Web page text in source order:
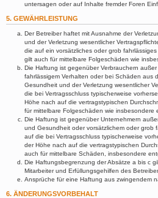
untersagen oder auf Inhalte fremder Foren
5. GEWÄHRLEISTUNG
Der Betreiber haftet mit Ausnahme der
und der Verletzung wesentlicher
die auf ein vorsätzliches oder grob
gilt auch für mittelbare Folgeschäden wie
Die Haftung ist gegenüber Verbrauchern
fahrlässigem Verhalten oder bei Schäden aus
Gesundheit und der Verletzung wesentlicher
die bei Vertragsschluss typischerweise
Höhe nach auf die vertragstypischen
für mittelbare Folgeschäden wie insbesondere
Die Haftung ist gegenüber Unternehmern
und Gesundheit oder vorsätzlichem oder grob
auf die bei Vertragsschluss typischerweise
der Höhe nach auf die vertragstypischen
auch für mittelbare Schäden, insbesondere
Die Haftungsbegrenzung der Absätze a bis c
Mitarbeiter und Erfüllungsgehilfen des
Ansprüche für eine Haftung aus zwingendem
6. ÄNDERUNGSVORBEHALT